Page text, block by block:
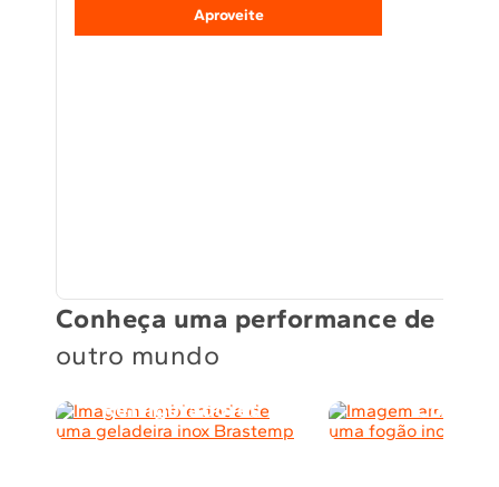
Aproveite
Conheça uma performance de
outro mundo
Refrigeradores Cocção